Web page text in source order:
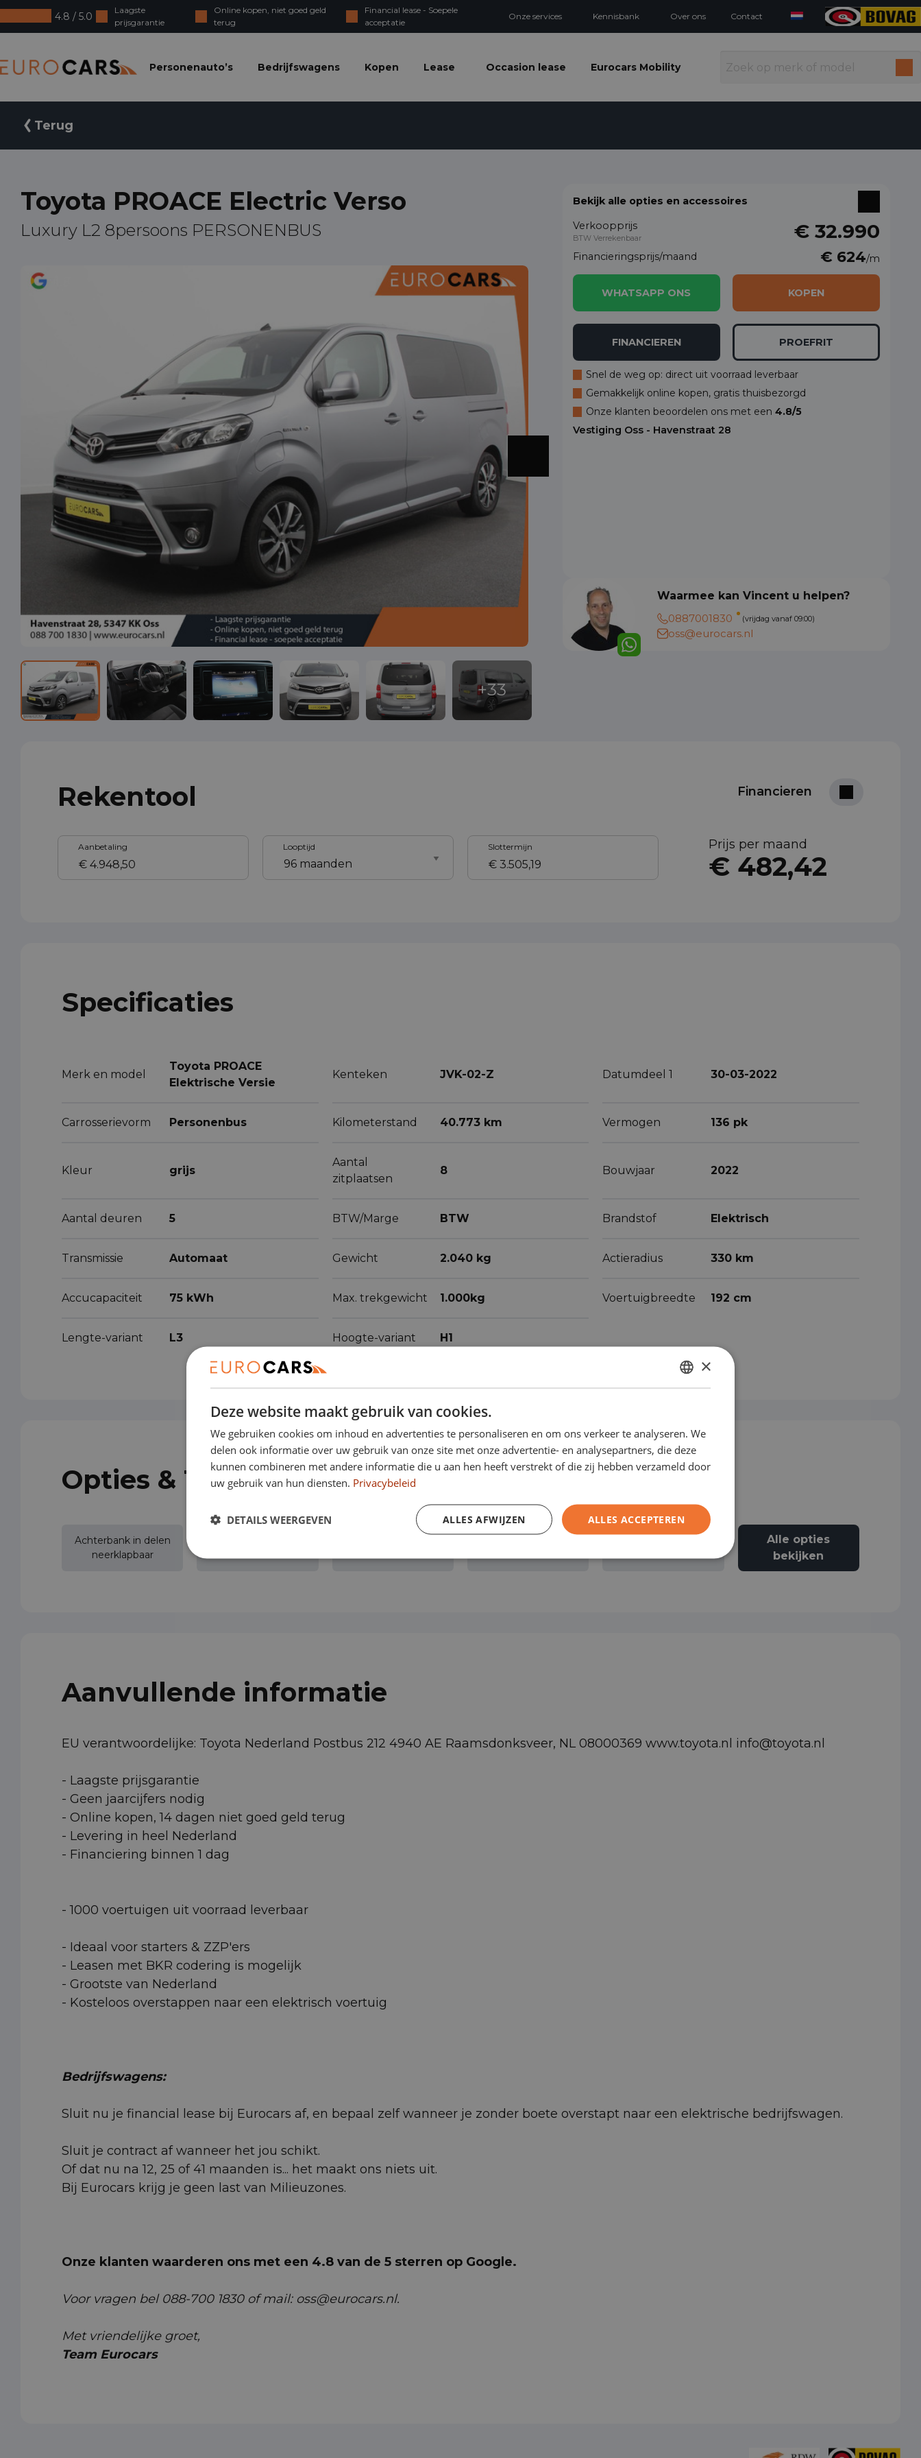
4.8 / 5.0
Laagste
prijsgarantie
Online kopen, niet goed geld
terug
Financial lease - Soepele
acceptatie
Onze services Kennisbank Over ons Contact
Personenauto’s
Bedrijfswagens Kopen Lease Occasion lease Eurocars Mobility
Terug
Toyota PROACE Electric Verso
Luxury L2 8persoons PERSONENBUS
Bekijk alle opties en accessoires
Verkoopprijs
BTW Verrekenbaar € 32.990
Financieringsprijs/maand € 624/m
WHATSAPP ONS KOPEN
FINANCIEREN PROEFRIT
Snel de weg op: direct uit voorraad leverbaar
Gemakkelijk online kopen, gratis thuisbezorgd
Onze klanten beoordelen ons met een 4.8/5
Vestiging Oss - Havenstraat 28
Waarmee kan Vincent u helpen?
0887001830
(vrijdag vanaf 09:00)
oss@eurocars.nl
Rekentool Financieren
Aanbetaling Looptijd Slottermijn Prijs per maand
€ 482,42
Specificaties
Merk en model
Toyota PROACE
Elektrische Versie
Kenteken JVK-02-Z Datumdeel 1 30-03-2022
Carrosserievorm Personenbus Kilometerstand 40.773 km Vermogen 136 pk
Kleur grijs
Aantal
zitplaatsen
8 Bouwjaar 2022
Aantal deuren 5 BTW/Marge BTW Brandstof Elektrisch
Transmissie Automaat Gewicht 2.040 kg Actieradius 330 km
Accucapaciteit 75 kWh Max. trekgewicht 1.000kg Voertuigbreedte 192 cm
Lengte-variant L3 Hoogte-variant H1
Opties & Toebehoren (53)
Achterbank in delen
neerklapbaar
Alle opties
bekijken
Aanvullende informatie
EU verantwoordelijke: Toyota Nederland Postbus 212 4940 AE Raamsdonksveer, NL 08000369 www.toyota.nl info@toyota.nl
- Laagste prijsgarantie
- Geen jaarcijfers nodig
- Online kopen, 14 dagen niet goed geld terug
- Levering in heel Nederland
- Financiering binnen 1 dag
- 1000 voertuigen uit voorraad leverbaar
- Ideaal voor starters & ZZP'ers
- Leasen met BKR codering is mogelijk
- Grootste van Nederland
- Kosteloos overstappen naar een elektrisch voertuig
Bedrijfswagens:
Sluit nu je financial lease bij Eurocars af, en bepaal zelf wanneer je zonder boete overstapt naar een elektrische bedrijfswagen.
Sluit je contract af wanneer het jou schikt.
Of dat nu na 12, 25 of 41 maanden is... het maakt ons niets uit.
Bij Eurocars krijg je geen last van Milieuzones.
Onze klanten waarderen ons met een 4.8 van de 5 sterren op Google.
Voor vragen bel 088-700 1830 of mail: oss@eurocars.nl.
Met vriendelijke groet,
Team Eurocars
DUTCH
GERMAN
×
Deze website maakt gebruik van cookies.
We gebruiken cookies om inhoud en advertenties te personaliseren en om ons verkeer te analyseren. We
delen ook informatie over uw gebruik van onze site met onze advertentie- en analysepartners, die deze
kunnen combineren met andere informatie die u aan hen heeft verstrekt of die zij hebben verzameld door
uw gebruik van hun diensten. Privacybeleid
ALLES ACCEPTEREN
ALLES AFWIJZEN
DETAILS WEERGEVEN